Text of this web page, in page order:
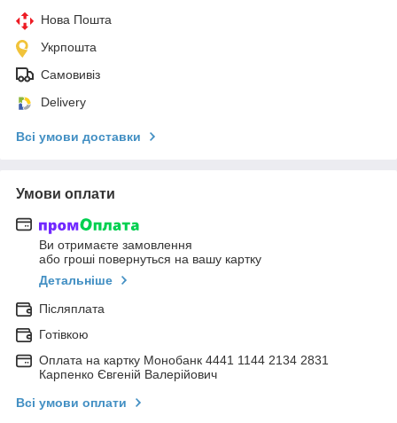
Нова Пошта
Укрпошта
Самовивіз
Delivery
Всі умови доставки
Умови оплати
Ви отримаєте замовлення
або гроші повернуться на вашу картку
Детальніше
Післяплата
Готівкою
Оплата на картку Монобанк 4441 1144 2134 2831
Карпенко Євгеній Валерійович
Всі умови оплати